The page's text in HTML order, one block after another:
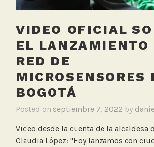
a
i
ó
n
VIDEO OFICIAL
EL LANZAMIENTO
RED DE
MICROSENSORES
BOGOTÁ
Posted on septiembre 7, 2022 by
Video desde la cuenta de la alcaldesa
Claudia López: "Hoy lanzamos con